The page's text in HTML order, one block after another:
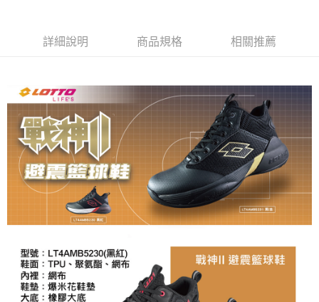
詳細說明 商品規格 相關推薦